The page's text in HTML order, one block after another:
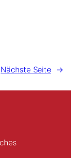
Nächste Seite →